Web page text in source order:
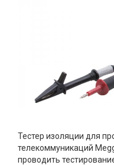
Тестер изоляции для
телекоммуникаций
проводить